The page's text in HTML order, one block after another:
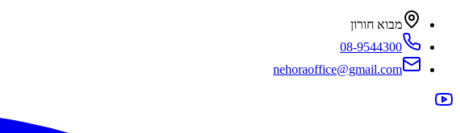
מבוא חורון
08-9544300
nehoraoffice@gmail.com